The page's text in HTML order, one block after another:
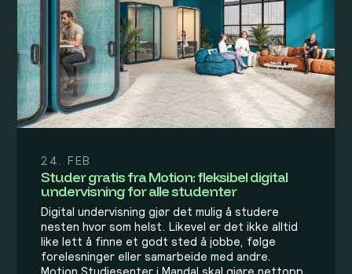
24. FEB
Studer gratis fra Motion: fleksibel digital
undervisning for alle studenter
Digital undervisning gjør det mulig å studere
nesten hvor som helst. Likevel er det ikke alltid
like lett å finne et godt sted å jobbe, følge
forelesninger eller samarbeide med andre.
Motion Studiesenter i Mandal skal gjøre nettopp